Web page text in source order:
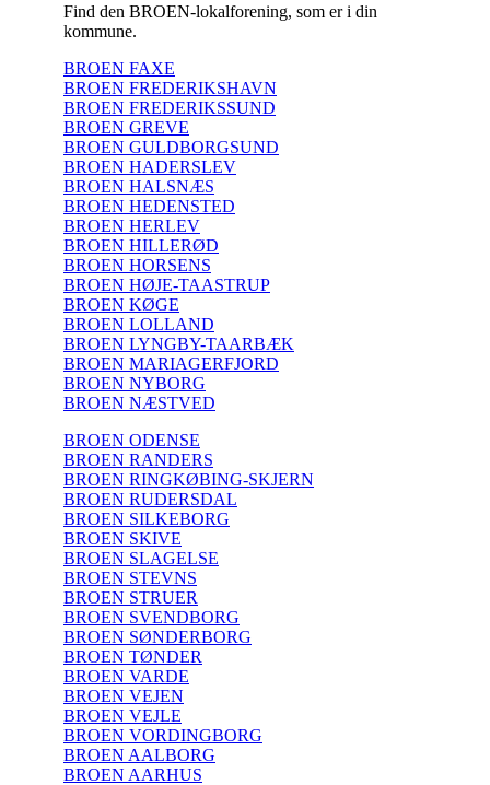
Find den BROEN-lokalforening, som er i din
kommune.
BROEN FAXE
BROEN FREDERIKSHAVN
BROEN FREDERIKSSUND
BROEN GREVE
BROEN GULDBORGSUND
BROEN HADERSLEV
BROEN HALSNÆS
BROEN HEDENSTED
BROEN HERLEV
BROEN HILLERØD
BROEN HORSENS
BROEN HØJE-TAASTRUP
BROEN KØGE
BROEN LOLLAND
BROEN LYNGBY-TAARBÆK
BROEN MARIAGERFJORD
BROEN NYBORG
BROEN NÆSTVED
BROEN ODENSE
BROEN RANDERS
BROEN RINGKØBING-SKJERN
BROEN RUDERSDAL
BROEN SILKEBORG
BROEN SKIVE
BROEN SLAGELSE
BROEN STEVNS
BROEN STRUER
BROEN SVENDBORG
BROEN SØNDERBORG
BROEN TØNDER
BROEN VARDE
BROEN VEJEN
BROEN VEJLE
BROEN VORDINGBORG
BROEN AALBORG
BROEN AARHUS